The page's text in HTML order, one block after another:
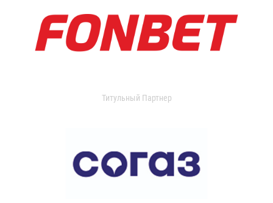
Титульный Партнер